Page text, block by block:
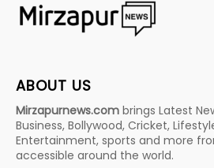
ABOUT US
Mirzapurnews.com brings Latest
Business, Bollywood, Cricket,
Entertainment, sports and more
accessible around the world.